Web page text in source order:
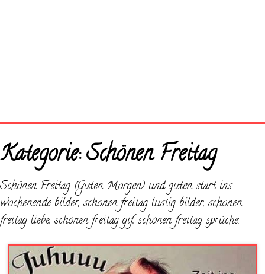
Neue Bilder
Kategorie:Schönen Freitag
Schönen Freitag (Guten Morgen) und guten start ins
wochenende bilder, schönen freitag lustig bilder, schönen
freitag liebe, schönen freitag gif, schönen freitag sprüche.